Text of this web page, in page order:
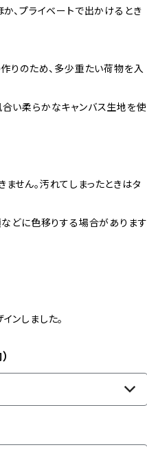
、プライベートで出かけるとき
りのため、多少重たい荷物を入
い柔らかなキャンバス生地を使
せん。汚れてしまったときはタ
などに色移りする場合があります
ンしました。